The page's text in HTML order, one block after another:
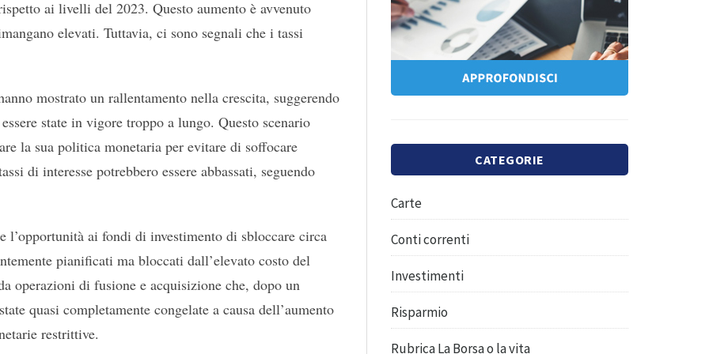
ai livelli del 2023. Questo aumento è avvenuto
elevati. Tuttavia, ci sono segnali che i tassi
mostrato un rallentamento nella crescita, suggerendo
state in vigore troppo a lungo. Questo scenario
la sua politica monetaria per evitare di soffocare
di interesse potrebbero essere abbassati, seguendo
ai fondi di investimento di sbloccare circa
pianificati ma bloccati dall’elevato costo del
operazioni di fusione e acquisizione che, dopo un
quasi completamente congelate a causa dell’aumento
restrittive.
CATEGORIE
Carte
Conti correnti
Investimenti
Risparmio
Rubrica La Borsa o la vita